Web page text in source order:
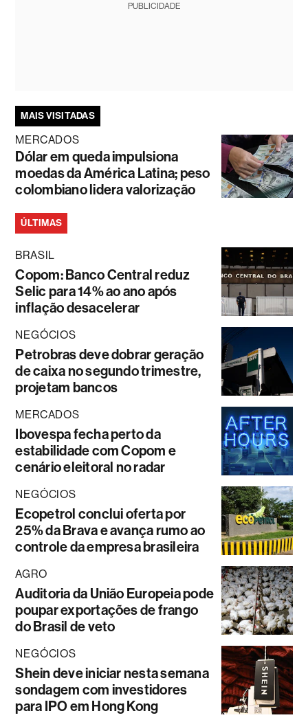
PUBLICIDADE
MAIS VISITADAS
MERCADOS
Dólar em queda impulsiona
moedas da América Latina; peso
colombiano lidera valorização
ÚLTIMAS
BRASIL
Copom: Banco Central reduz
Selic para 14% ao ano após
inflação desacelerar
NEGÓCIOS
Petrobras deve dobrar geração
de caixa no segundo trimestre,
projetam bancos
MERCADOS
Ibovespa fecha perto da
estabilidade com Copom e
cenário eleitoral no radar
NEGÓCIOS
Ecopetrol conclui oferta por
25% da Brava e avança rumo ao
controle da empresa brasileira
AGRO
Auditoria da União Europeia pode
poupar exportações de frango
do Brasil de veto
NEGÓCIOS
Shein deve iniciar nesta semana
sondagem com investidores
para IPO em Hong Kong